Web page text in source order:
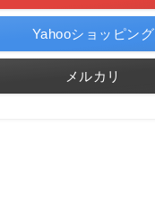
Yahooショッピング
メルカリ